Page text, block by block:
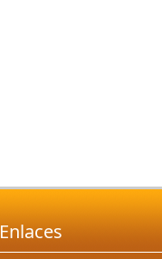
Enlaces